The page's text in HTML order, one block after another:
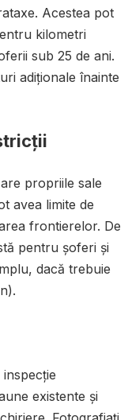
Acestea pot
kilometri
sub 25 de ani.
adiționale înainte
propriile sale
avea limite de
frontierelor. De
pentru șoferi și
dacă trebuie
existente și